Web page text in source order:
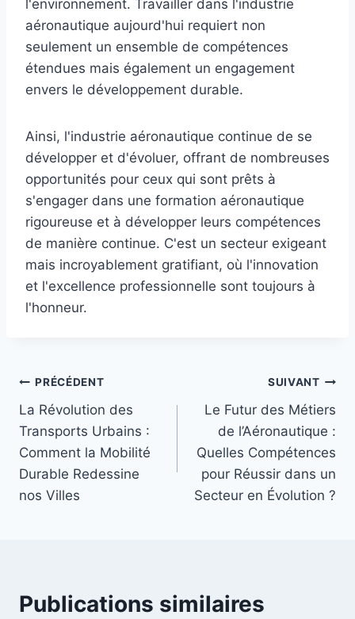
l'environnement. Travailler dans l'industrie
aéronautique aujourd'hui requiert non
seulement un ensemble de compétences
étendues mais également un engagement
envers le développement durable.
Ainsi, l'industrie aéronautique continue de se
développer et d'évoluer, offrant de nombreuses
opportunités pour ceux qui sont prêts à
s'engager dans une formation aéronautique
rigoureuse et à développer leurs compétences
de manière continue. C'est un secteur exigeant
mais incroyablement gratifiant, où l'innovation
et l'excellence professionnelle sont toujours à
l'honneur.
Navigation
de
l’article
PRÉCÉDENT
La Révolution des
Transports Urbains :
Comment la Mobilité
Durable Redessine
nos Villes
SUIVANT
Le Futur des Métiers
de l’Aéronautique :
Quelles Compétences
pour Réussir dans un
Secteur en Évolution ?
Publications similaires